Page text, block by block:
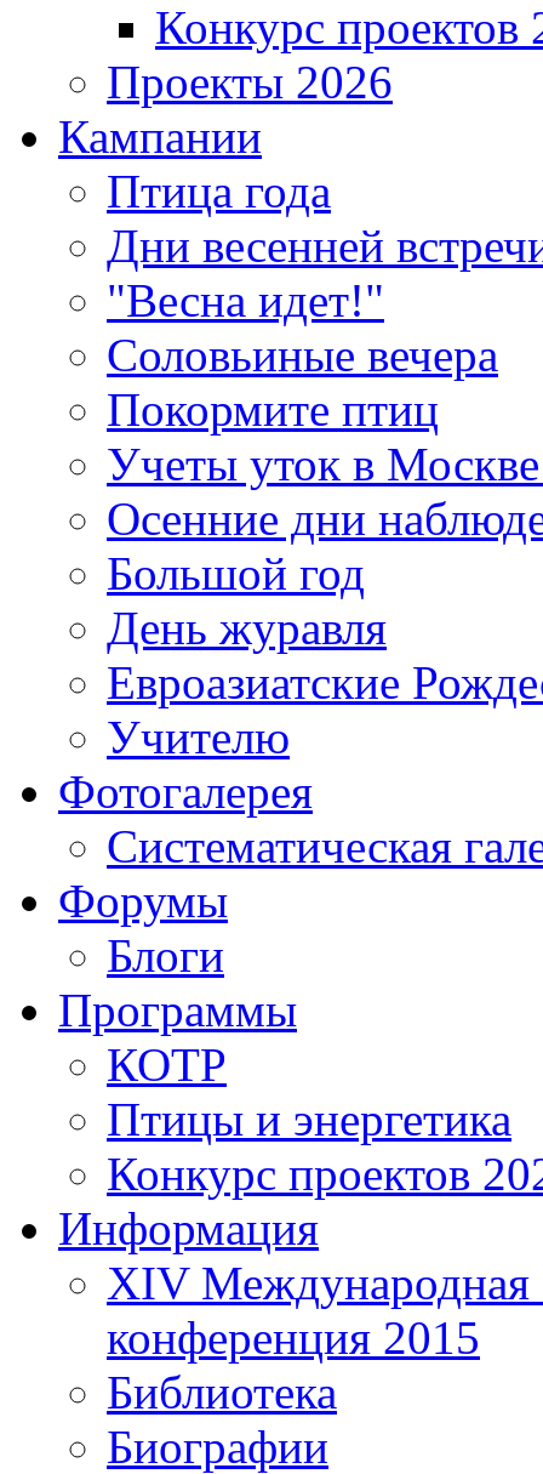
Конкурс проектов
Проекты 2026
Кампании
Птица года
Дни весенней
"Весна идет!"
Соловьиные вечера
Покормите птиц
Учеты уток в
Осенние дни
Большой год
День журавля
Евроазиатские
Учителю
Фотогалерея
Систематическая
Форумы
Блоги
Программы
КОТР
Птицы и энергетика
Конкурс проектов
Информация
XIV Международная
конференция 2015
Библиотека
Биографии